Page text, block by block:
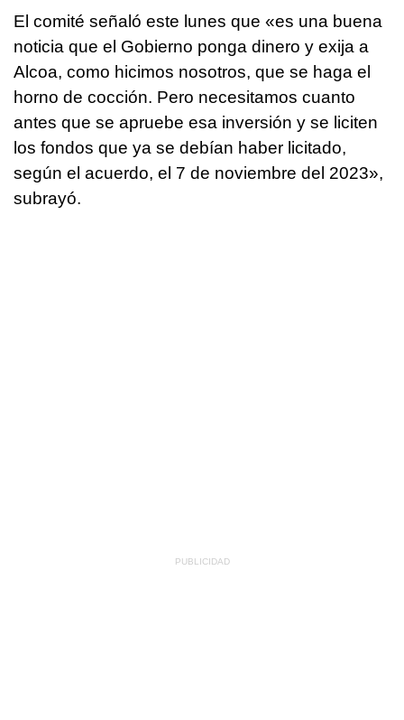
El comité señaló este lunes que «es una buena
noticia que el Gobierno ponga dinero y exija a
Alcoa, como hicimos nosotros, que se haga el
horno de cocción. Pero necesitamos cuanto
antes que se apruebe esa inversión y se liciten
los fondos que ya se debían haber licitado,
según el acuerdo, el 7 de noviembre del 2023»,
subrayó.